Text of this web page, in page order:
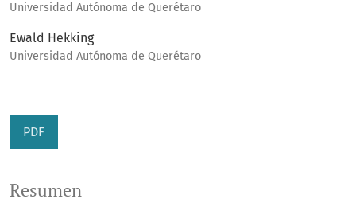
Universidad Autónoma de Querétaro
Ewald Hekking
Universidad Autónoma de Querétaro
PDF
Resumen